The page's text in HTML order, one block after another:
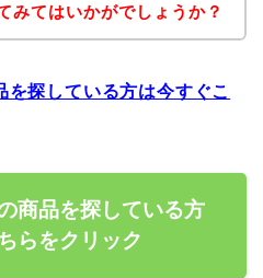
みてはいかがでしょうか？
探している方は今すぐこ
商品を探している方
らをクリック